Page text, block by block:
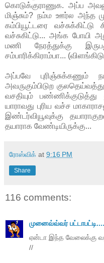
கொடுக்குராணுக. அப்ப
மிஞ்சும்? நம்ம ஊர்ல அந்த
கம்பியூட்டரை
வச்சுகிட்டு... அங்க போயி
மணி நேரத்துக்கு
சம்பாரிக்கிராம்பா...
அப்பவே
அவருகும்பிடுற
வசதியும் பண்ணிக்குடுத்து
யாராவது புரிய வச்ச
இண்டர்வியூவுக்கு
தயாராக வேண்டியிருக்கு...
ரோஸ்விக் at 9:16 PM
Share
116 comments:
முனைவ்வ்வர் பட்டாபட்டி....
ஏன்டா இந்த வேலைக்கு
//